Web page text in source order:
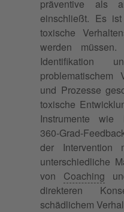
präventive als
einschließt. Es
toxische
werden
Identifikation
problematischem
und Prozesse
toxische
Instrumente wie
360-Grad-
der Intervention
unterschiedliche
von Coaching
direkteren
schädlichem